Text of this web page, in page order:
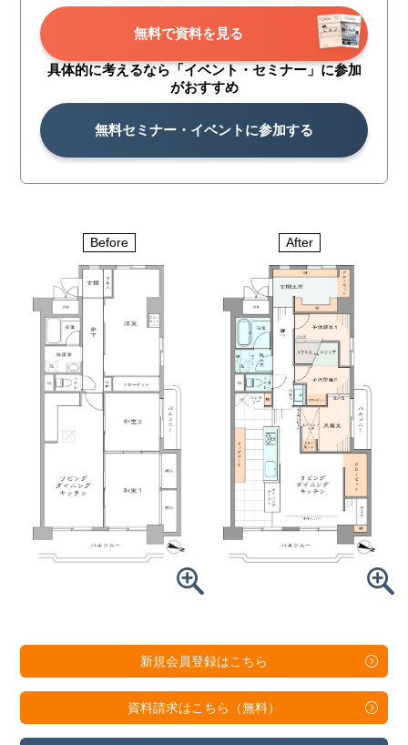
無料で資料を見る
具体的に考えるなら「イベント・セミナー」に参加
がおすすめ
無料セミナー・イベントに参加する
Before After
新規会員登録はこちら
資料請求はこちら（無料）